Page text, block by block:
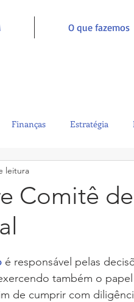
O que fazemos
Finanças Estratégia
Comitê
leitura
é responsável pelas
também o
de cumprir com